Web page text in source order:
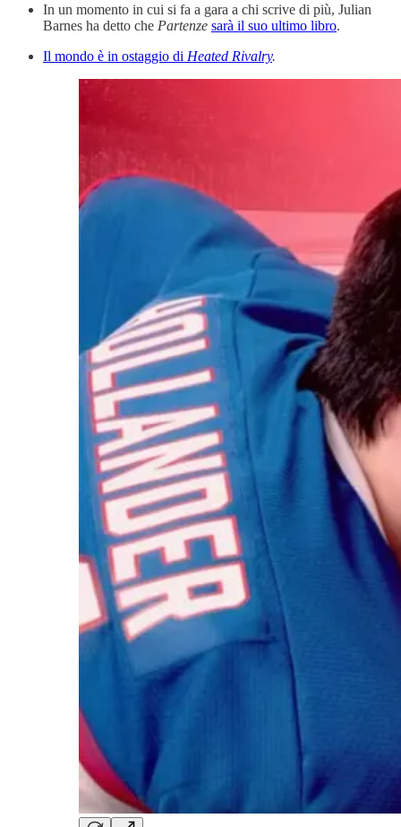
In un momento in cui si fa a gara a chi scrive di più, Julian
Barnes ha detto che Partenze sarà il suo ultimo libro.
Il mondo è in ostaggio di Heated Rivalry.